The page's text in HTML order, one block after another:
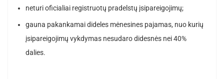
neturi oficialiai registruotų pradelstų įsipareigojimų;
gauna pakankamai dideles mėnesines pajamas, nuo kurių
įsipareigojimų vykdymas nesudaro didesnės nei 40%
dalies.